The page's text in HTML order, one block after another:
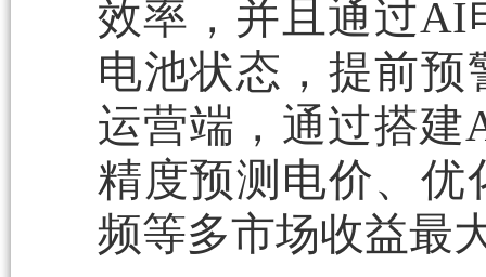
效率，并且通过AI
电池状态，提前
运营端，通过搭
精度预测电价、优
频等多市场收益最